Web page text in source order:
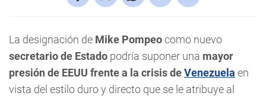
La designación de Mike Pompeocomo nuevo
secretario de Estado podría suponer una mayor
presión de EEUU frente a la crisis deVenezuela en
vista del estilo duro y directo que se le atribuye al